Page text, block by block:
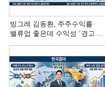
빙그레 김동환, 주주수익률·
밸류업 좋은데 수익성 ‘경고등ʼ